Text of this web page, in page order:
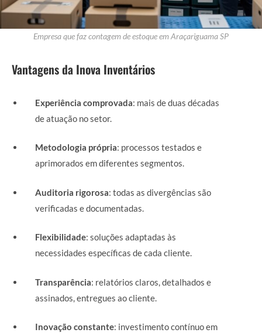
Empresa que faz contagem de estoque em Araçariguama SP
Vantagens da Inova Inventários
Experiência comprovada: mais de duas décadas
de atuação no setor.
Metodologia própria: processos testados e
aprimorados em diferentes segmentos.
Auditoria rigorosa: todas as divergências são
verificadas e documentadas.
Flexibilidade: soluções adaptadas às
necessidades específicas de cada cliente.
Transparência: relatórios claros, detalhados e
assinados, entregues ao cliente.
Inovação constante: investimento contínuo em